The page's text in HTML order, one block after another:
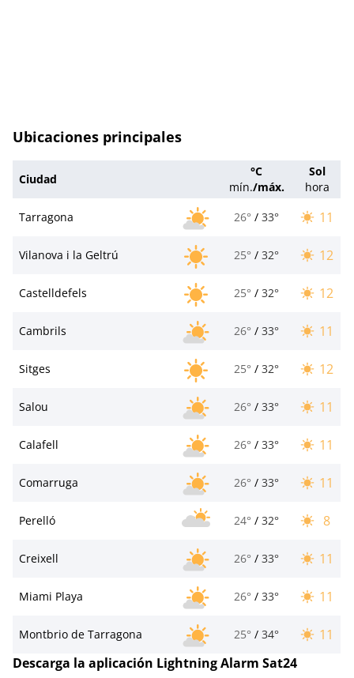
Ubicaciones principales
Ciudad
°C
mín./máx.
Sol
hora
Tarragona
26° / 33° 11
Vilanova i la Geltrú 25° / 32° 12
Castelldefels 25° / 32° 12
Cambrils 26° / 33° 11
Sitges 25° / 32° 12
Salou 26° / 33° 11
Calafell 26° / 33° 11
Comarruga 26° / 33° 11
Perelló 24° / 32° 8
Creixell 26° / 33° 11
Miami Playa 26° / 33° 11
Montbrio de Tarragona 25° / 34°
11
Descarga la aplicación Lightning Alarm Sat24